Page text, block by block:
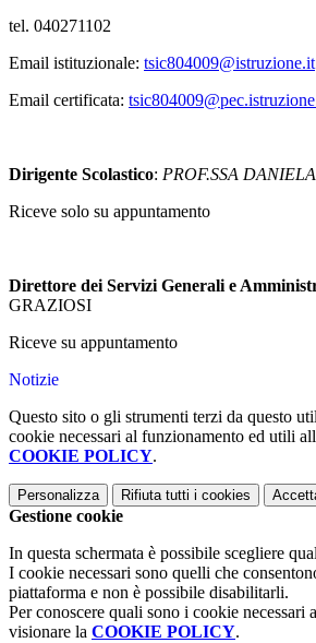
tel. 040271102
Email istituzionale: tsic804009@istruzione.it
Email certificata:
Dirigente Scolastico: PROF.SSA
Riceve solo su appuntamento
Direttore dei Servizi Generali e
GRAZIOSI
Riceve su appuntamento
Notizie
Questo sito o gli strumenti terzi da questo
cookie necessari al funzionamento ed utili
COOKIE POLICY.
Personalizza Rifiuta tutti i cookies
Gestione cookie
In questa schermata è possibile scegliere
I cookie necessari sono quelli che
piattaforma e non è possibile disabilitarli.
Per conoscere quali sono i cookie necessari
visionare la COOKIE POLICY.